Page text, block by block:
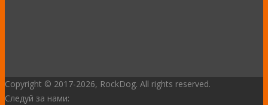
Copyright © 2017-2026, RockDog. All rights reserved.
Следуй за нами: